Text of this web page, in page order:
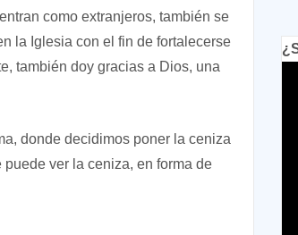
como extranjeros, también se
la Iglesia con el fin de fortalecerse
también doy gracias a Dios, una
donde decidimos poner la ceniza
ver la ceniza, en forma de